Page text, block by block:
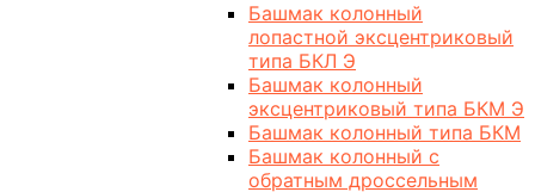
Башмак колонный
лопастной эксцентриковый
типа БКЛ Э
Башмак колонный
эксцентриковый типа БКМ Э
Башмак колонный типа БКМ
Башмак колонный с
обратным дроссельным